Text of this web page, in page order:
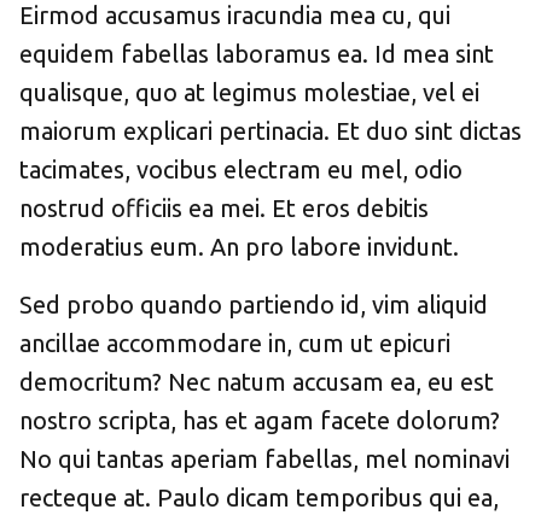
Eirmod accusamus iracundia mea cu, qui
equidem fabellas laboramus ea. Id mea sint
qualisque, quo at legimus molestiae, vel ei
maiorum explicari pertinacia. Et duo sint dictas
tacimates, vocibus electram eu mel, odio
nostrud officiis ea mei. Et eros debitis
moderatius eum. An pro labore invidunt.
Sed probo quando partiendo id, vim aliquid
ancillae accommodare in, cum ut epicuri
democritum? Nec natum accusam ea, eu est
nostro scripta, has et agam facete dolorum?
No qui tantas aperiam fabellas, mel nominavi
recteque at. Paulo dicam temporibus qui ea,